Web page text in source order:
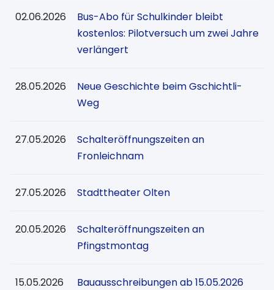
02.06.2026
Bus-Abo für Schulkinder bleibt
kostenlos: Pilotversuch um zwei Jahre
verlängert
28.05.2026
Neue Geschichte beim Gschichtli-
Weg
27.05.2026
Schalteröffnungszeiten an
Fronleichnam
27.05.2026 Stadttheater Olten
20.05.2026
Schalteröffnungszeiten an
Pfingstmontag
15.05.2026 Bauausschreibungen ab 15.05.2026